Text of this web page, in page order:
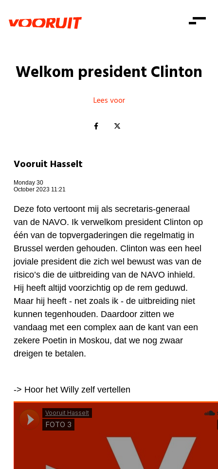
Zorg
Gelijke kansen
Onze mensen
Standpunten
Doe mee
Doe mee
Mis niets
Login
Login
Welkom president Clinton
Lees voor
Vooruit Hasselt
Monday 30
October 2023 11:21
Deze foto vertoont mij als secretaris-generaal
van de NAVO. Ik verwelkom president Clinton op
één van de topvergaderingen die regelmatig in
Brussel werden gehouden. Clinton was een heel
joviale president die zich wel bewust was van de
risico’s die de uitbreiding van de NAVO inhield.
Hij heeft altijd voorzichtig op de rem geduwd.
Maar hij heeft - net zoals ik - de uitbreiding niet
kunnen tegenhouden. Daardoor zitten we
vandaag met een complex aan de kant van een
zekere Poetin in Moskou, dat we nog zwaar
dreigen te betalen.
-> Hoor het Willy zelf vertellen